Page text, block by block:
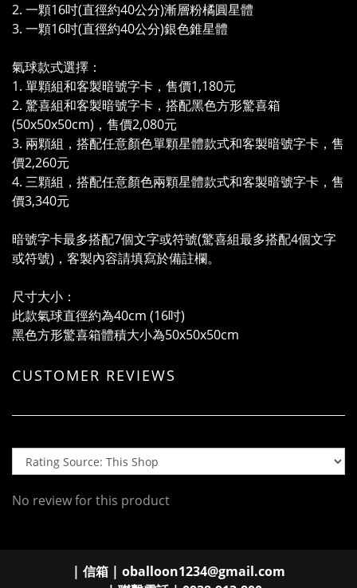
2. 一顆16吋(直徑約40公分)漸層粉橘圓星體
3. 一顆16吋(直徑約40公分)銀色錐星體
氣球款式選擇：
1. 單顆組和客製暗號字卡，售價1,180元
2. 驚喜組和客製暗號字卡，搭配黑色方形驚喜箱
(50x50x50cm)，售價2,080元
3. 兩顆組，搭配任意顏色單顆星體款式和客製暗號字卡，售
價2,260元
4. 三顆組，搭配任意顏色兩顆星體款式和客製暗號字卡，售
價3,340元
暗號字卡最多搭配7個文字或符號(驚喜組最多搭配4個文字
或符號)，客製內容請填寫於備註欄。
尺寸大小：
此款氣球直徑約為40cm (16吋)
黑色方形驚喜箱體積大小為50x50x50cm
CUSTOMER REVIEWS
No review for this product
| 信箱 | oballoon1234@gmail.com